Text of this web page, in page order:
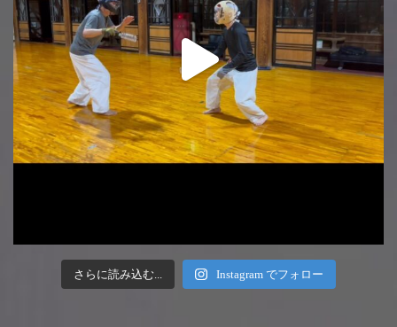
さらに読み込む... Instagram でフォロー